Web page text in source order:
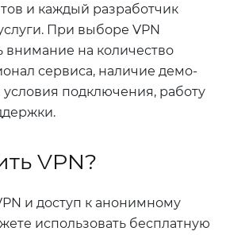
и каждый разработчик
При выборе VPN
внимание на количество
сервиса, наличие демо-
подключения, работу
VPN?
и доступ к анонимному
использовать бесплатную